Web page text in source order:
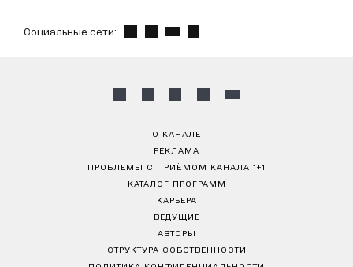
Социальные сети:
О КАНАЛЕ
РЕКЛАМА
ПРОБЛЕМЫ С ПРИЁМОМ КАНАЛА 1+1
КАТАЛОГ ПРОГРАММ
КАРЬЕРА
ВЕДУЩИЕ
АВТОРЫ
СТРУКТУРА СОБСТВЕННОСТИ